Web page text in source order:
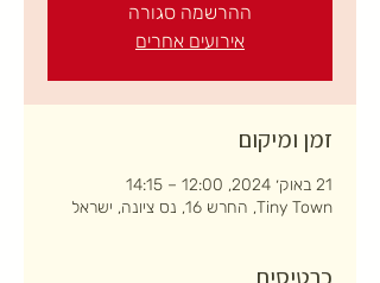
ההרשמה סגורה
אירועים אחרים
זמן ומיקום
21 באוק׳ 2024, 12:00 – 14:15
Tiny Town, החרש 16, נס ציונה, ישראל